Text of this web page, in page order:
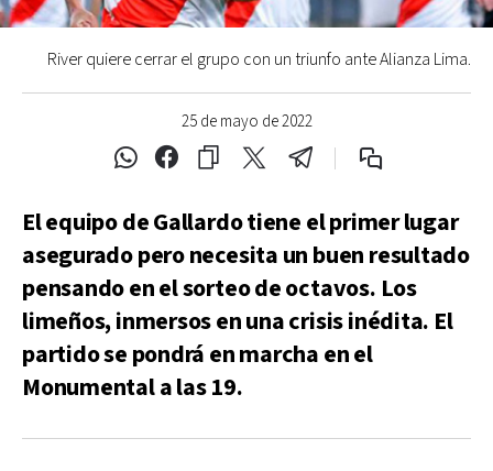
25 de mayo de 2022
River quiere cerrar el grupo con un triunfo ante Alianza Lima.
El equipo de Gallardo tiene el primer lugar
asegurado pero necesita un buen resultado
pensando en el sorteo de octavos. Los
limeños, inmersos en una crisis inédita. El
partido se pondrá en marcha en el
Monumental a las 19.